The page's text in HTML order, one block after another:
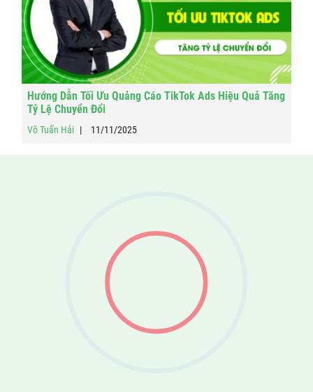
Hướng Dẫn Tối Ưu Quảng Cáo TikTok Ads Hiệu Quả Tăng
Tỷ Lệ Chuyển Đổi
Võ Tuấn Hải 11/11/2025